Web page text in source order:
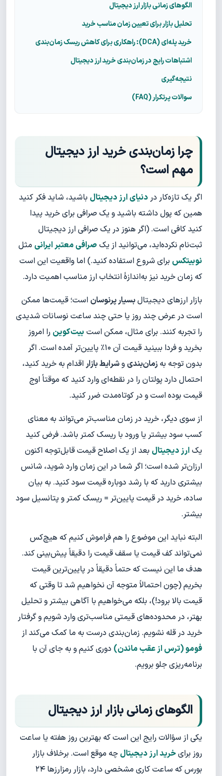
الگوهای زمانی بازار ارز دیجیتال
تحلیل بازار برای تعیین زمان مناسب خرید
خرید پله‌ای (DCA): راهکاری برای کاهش ریسک زمان‌بندی
اشتباهات رایج در زمان‌بندی خرید ارز دیجیتال
نتیجه‌گیری
سوالات پرتکرار (FAQ)
چرا زمان‌بندی خرید ارز دیجیتال
مهم است؟
اگر یک تازه‌کار در دنیای ارز دیجیتال باشید، شاید فکر کنید
همین که پول داشته باشید و یک صرافی برای خرید پیدا
کنید کافی است. (اگر هنوز در یک صرافی ارز دیجیتال
ثبت‌نام نکرده‌اید، می‌توانید از یک صرافی معتبر ایرانی مثل
نوبیتکس برای شروع استفاده کنید.) اما واقعیت این است
که زمان خرید نیز به‌اندازهٔ انتخاب ارز مناسب اهمیت دارد.
بازار ارزهای دیجیتالبسیار پرنوسان است؛ قیمت‌ها ممکن
است در عرض چند روز یا حتی چند ساعت نوسانات شدیدی
را تجربه کنند. برای مثال، ممکن است بیت‌کوین را امروز
بخرید و فردا ببینید قیمت آن ۱۰٪ پایین‌تر آمده است. اگر
بدون توجه به زمان‌بندی وشرایط بازاراقدام به خرید کنید،
احتمال دارد پولتان را در نقطه‌ای وارد کنید که موقتاً اوج
قیمت بوده است و در کوتاه‌مدت ضرر کنید.
از سوی دیگر، خرید در زمان مناسب‌تر می‌تواند به معنای
کسب سود بیشتر یا ورود با ریسک کمتر باشد. فرض کنید
یک ارز دیجیتال بعد از یک اصلاح قیمت قابل‌توجه اکنون
ارزان‌تر شده است؛ اگر شما در این زمان وارد شوید، شانس
بیشتری دارید که با رشد دوباره قیمت سود کنید. به بیان
ساده، خرید در قیمت پایین‌تر = ریسک کمتر و پتانسیل سود
بیشتر.
البته نباید این موضوع را هم فراموش کنیم که هیچ‌کس
نمی‌تواند کف قیمت یا سقف قیمت را دقیقاً پیش‌بینی کند.
هدف ما این نیست که حتماً دقیقاً در پایین‌ترین قیمت
بخریم (چون احتمالاً متوجه آن نخواهیم شد تا وقتی که
قیمت بالا برود!)، بلکه می‌خواهیم با آگاهی بیشتر و تحلیل
بهتر، در محدوده‌های قیمتی مناسب‌تری وارد شویم و گرفتار
خرید در قله نشویم. زمان‌بندی درست به ما کمک می‌کند از
فومو (ترس از عقب ماندن) دوری کنیم و به جای آن با
برنامه‌ریزی جلو برویم.
الگوهای زمانی بازار ارز دیجیتال
یکی از سؤالات رایج این است که بهترین روز هفته یا ساعت
روز برایخرید ارز دیجیتال چه موقع است. برخلاف بازار
بورس که ساعت کاری مشخصی دارد، بازار رمزارزها ۲۴